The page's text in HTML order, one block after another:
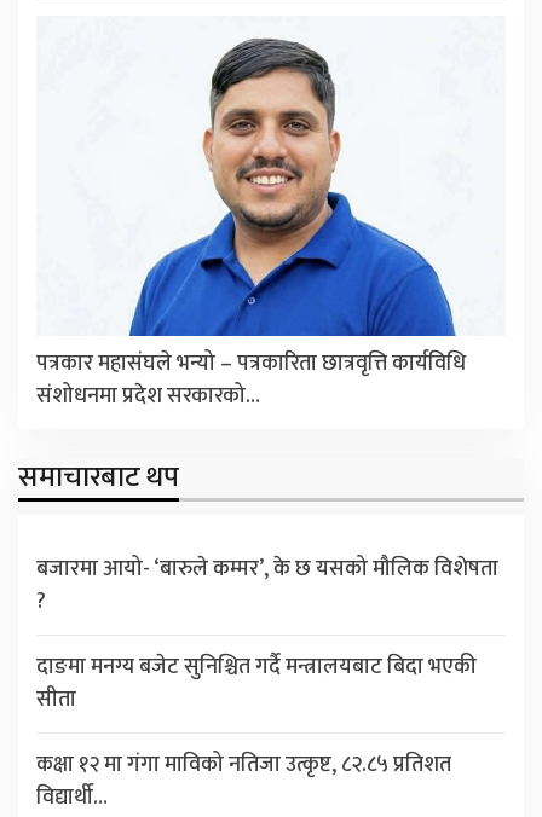
पत्रकार महासंघले भन्यो – पत्रकारिता छात्रवृत्ति कार्यविधि
संशोधनमा प्रदेश सरकारको…
समाचारबाट थप
बजारमा आयो- ‘बारुले कम्मर’, के छ यसको मौलिक विशेषता
?
दाङमा मनग्य बजेट सुनिश्चित गर्दै मन्त्रालयबाट बिदा भएकी
सीता
कक्षा १२ मा गंगा माविको नतिजा उत्कृष्ट, ८२.८५ प्रतिशत
विद्यार्थी…